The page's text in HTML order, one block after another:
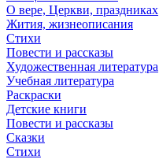
О вере, Церкви, праздниках
Жития, жизнеописания
Стихи
Повести и рассказы
Художественная литература
Учебная литература
Раскраски
Детские книги
Повести и рассказы
Сказки
Стихи